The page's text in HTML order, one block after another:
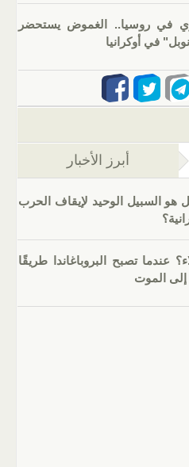
في روسيا.. الغموض يستحضر
في أوكرانيا
التبويب النشطة)
أبرز الأخبار
هو السبيل الوحيد لإيقاف الحرب
عندما تصبح البروباغاندا طريقًا
إلى الموت